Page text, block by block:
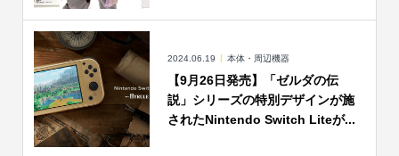
2024.06.19 本体・周辺機器
【9月26日発売】「ゼルダの伝
説」シリーズの特別デザインが施
されたNintendo Switch Liteが...